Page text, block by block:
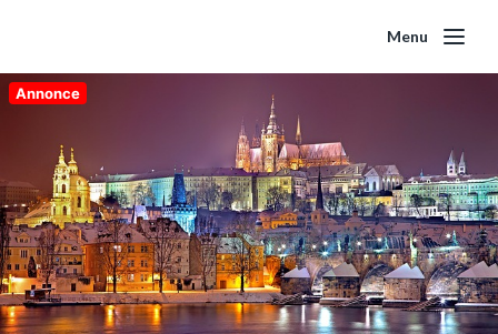
Menu
Annonce